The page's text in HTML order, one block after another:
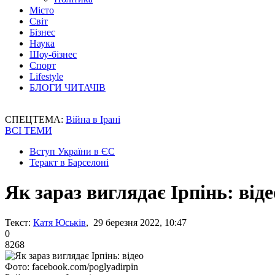
Місто
Світ
Бізнес
Наука
Шоу-бізнес
Спорт
Lifestyle
БЛОГИ ЧИТАЧІВ
СПЕЦТЕМА: Війна в Ірані
ВСІ ТЕМИ
Вступ України в ЄС
Теракт в Барселоні
Як зараз виглядає Ірпінь:
Текст: Катя Юськів, 29 березня 2022, 10:47
0
8268
Фото: facebook.com/poglyadirpin